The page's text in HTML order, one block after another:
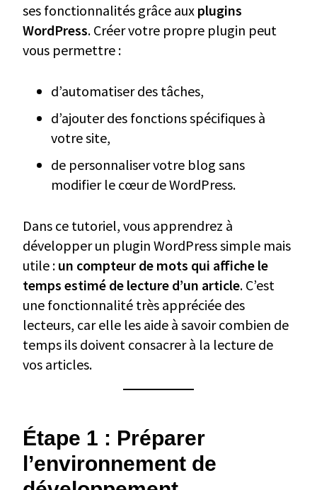
ses fonctionnalités grâce aux plugins
WordPress. Créer votre propre plugin peut
vous permettre :
d’automatiser des tâches,
d’ajouter des fonctions spécifiques à
votre site,
de personnaliser votre blog sans
modifier le cœur de WordPress.
Dans ce tutoriel, vous apprendrez à
développer un plugin WordPress simple mais
utile : un compteur de mots qui affiche le
temps estimé de lecture d’un article. C’est
une fonctionnalité très appréciée des
lecteurs, car elle les aide à savoir combien de
temps ils doivent consacrer à la lecture de
vos articles.
Étape 1 : Préparer
l’environnement de